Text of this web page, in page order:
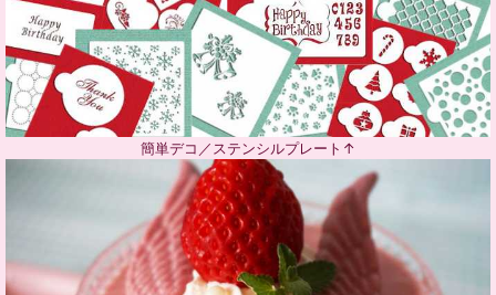
簡単デコ／ステンシルプレート↑